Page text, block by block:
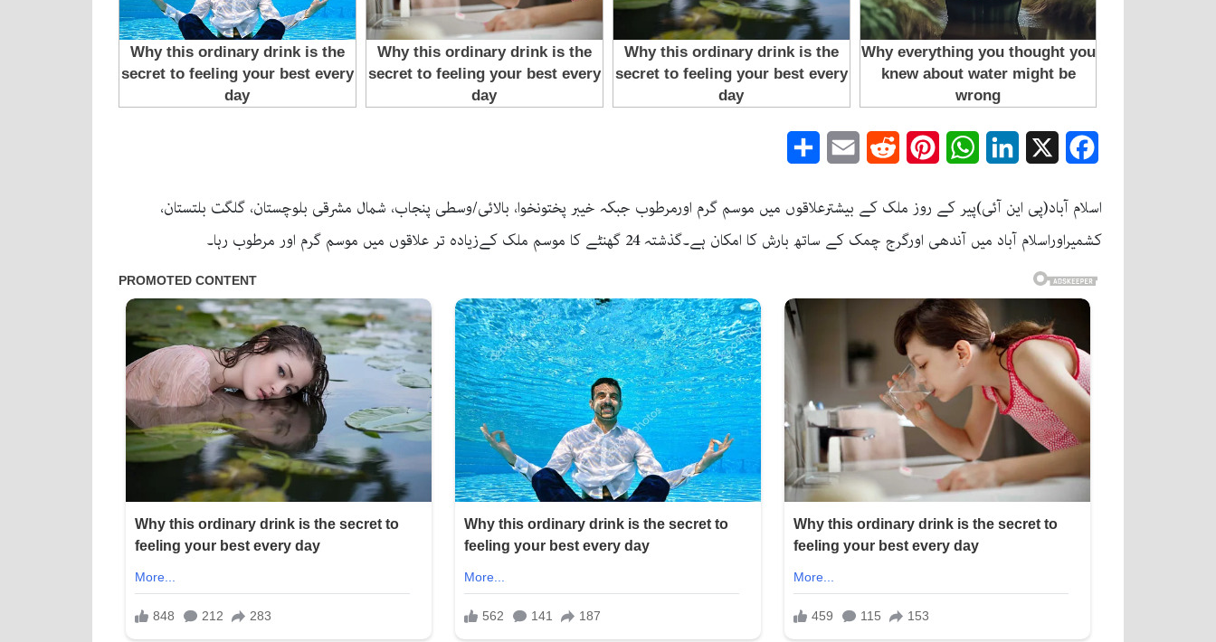
Facebook
LinkedIn
WhatsApp
Pinterest
Reddit
Email
اسلام آباد(پی این آئی)پیر کے روز ملک کے بیشترعلاقوں میں موسم گرم اورمرطوب جبکہ خیبر پختونخوا، بالائی/وسطی پنجاب، شمال مشرقی بلوچستان، گلگت بلتستان،
کشمیراوراسلام آباد میں آندھی اورگرج چمک کے ساتھ بارش کا امکان ہے۔گذشتہ 24 گھنٹے کا موسم ملک کےزیادہ تر علاقوں میں موسم گرم اور مرطوب رہا۔